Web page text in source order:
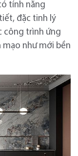
tính năng
đặc tinh lý
công trình ứng
như mới bền